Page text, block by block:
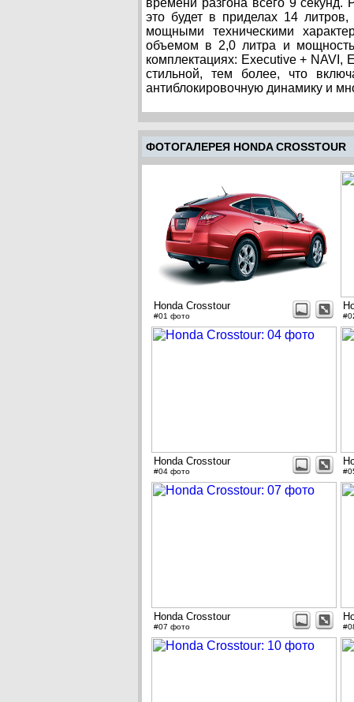
времени разгона всего 9 секунд.
это будет в приделах 14
мощными техническими
объемом в 2,0 литра и
комплектациях: Executive + NAVI,
стильной, тем более, что
антиблокировочную динамику и
ФОТОГАЛЕРЕЯ HONDA CROSSTOUR
Honda Crosstour
#01 фото
Honda Crosstour
#04 фото
Honda Crosstour
#07 фото